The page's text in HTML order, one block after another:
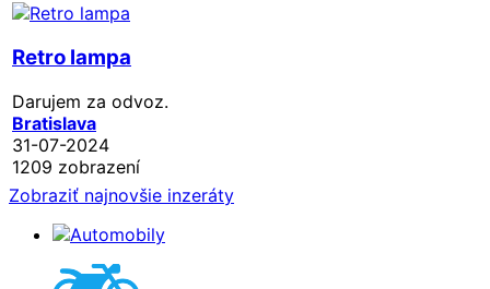
Retro lampa
Darujem za odvoz.
Bratislava
31-07-2024
1209 zobrazení
Zobraziť najnovšie inzeráty
Automobily